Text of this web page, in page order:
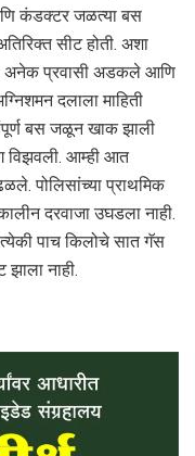
कंडक्टर जळत्या बस
सीट होती. अशा
अनेक प्रवासी अडकले आणि
दलाला माहिती
बस जळून खाक झाली
विझवली. आम्ही आत
पोलिसांच्या प्राथमिक
दरवाजा उघडला नाही.
पाच किलोचे सात गॅस
झाला नाही.